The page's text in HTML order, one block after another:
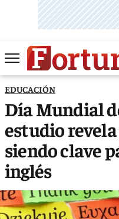
EDUCACIÓN
Día Mundial
estudio
siendo clave
inglés